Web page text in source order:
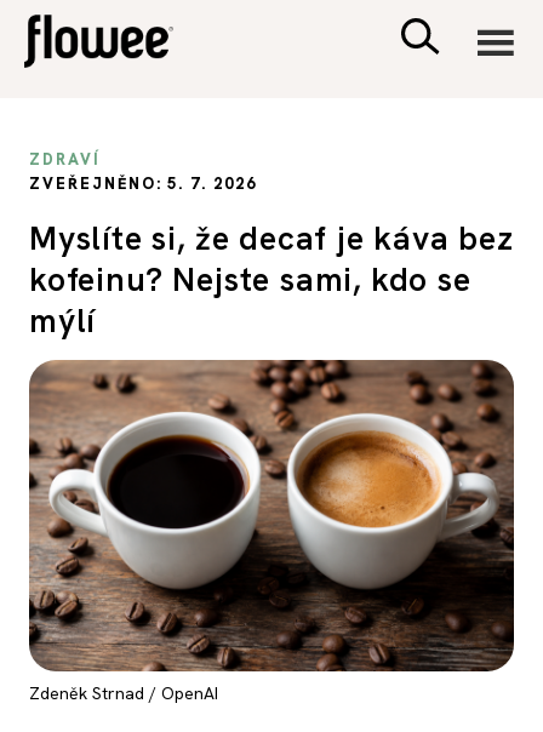
PSYCHOLOGIE
SEX A VZTAHY
PORADNA
ZDRAVÍ
ZVEŘEJNĚNO: 5. 7. 2026
Myslíte si, že decaf je káva bez
kofeinu? Nejste sami, kdo se
mýlí
Zdeněk Strnad / OpenAI